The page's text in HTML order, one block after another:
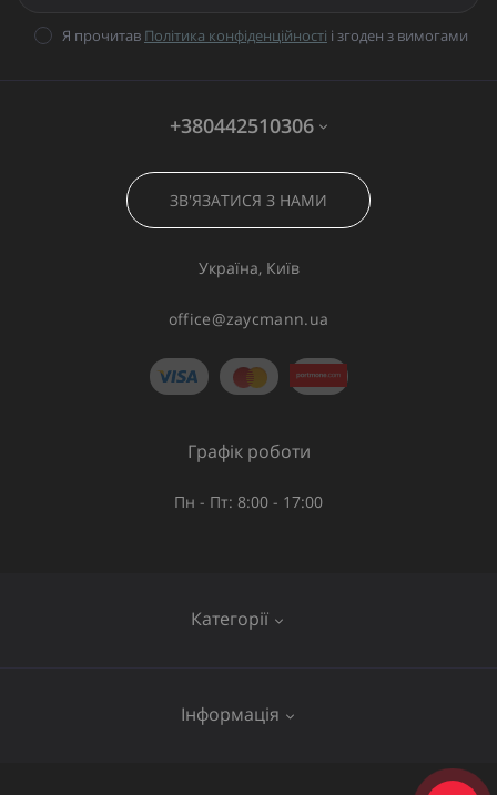
Я прочитав Політика конфіденційності і згоден з вимогами
+380442510306
ЗВ'ЯЗАТИСЯ З НАМИ
Україна, Київ
office@zaycmann.ua
Категорії
Інформація
Графік роботи
Пн - Пт: 8:00 - 17:00